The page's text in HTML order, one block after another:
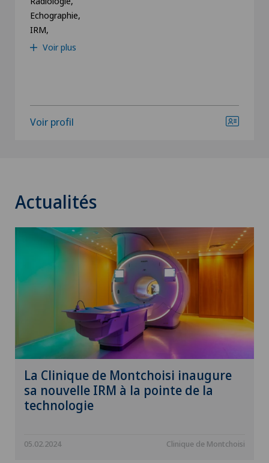
Echographie,
IRM,
Voir plus
Voir profil
Actualités
La Clinique de Montchoisi inaugure
sa nouvelle IRM à la pointe de la
technologie
05.02.2024 Clinique de Montchoisi